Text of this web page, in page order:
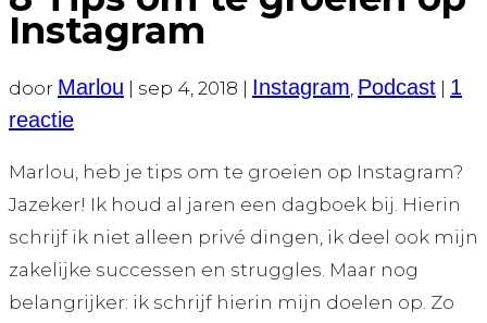
Instagram
door Marlou sep 4, 2018 Instagram, Podcast
1
reactie
Marlou, heb je tips om te groeien op Instagram?
Jazeker! Ik houd al jaren een dagboek bij. Hierin
schrijf ik niet alleen privé dingen, ik deel ook mijn
zakelijke successen en struggles. Maar nog
belangrijker: ik schrijf hierin mijn doelen op. Zo